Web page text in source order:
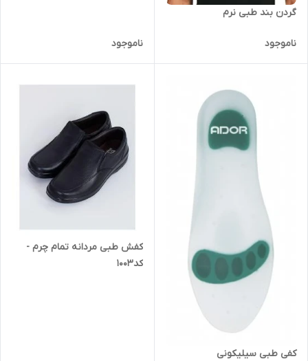
گردن بند طبی نرم
ناموجود ناموجود
کفی طبی سیلیکونی
کفش طبی مردانه تمام چرم -
کد1003